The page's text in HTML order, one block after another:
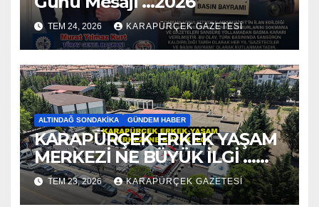
TEM 24, 2026 KARAPÜRÇEK GAZETESİ
ALTINDAĞ SONDAKIKA GÜNDEM HABER
KARAPÜRÇEK ERKEK YAŞAM
MERKEZİ NE BÜYÜK İLGİ …
2026
TEM 23, 2026 KARAPÜRÇEK GAZETESİ